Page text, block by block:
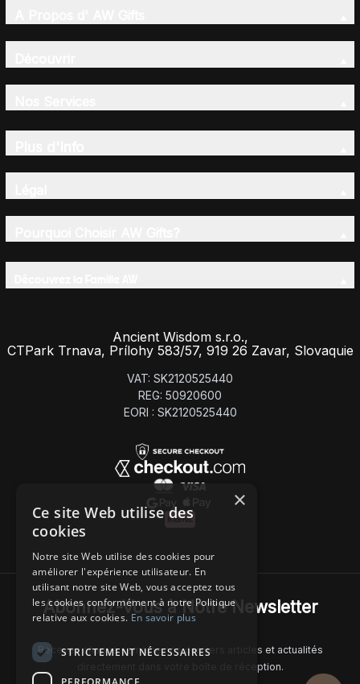
Ancient Wisdom s.r.o.,
CTPark Trnava, Prílohy 583/57, 919 26 Zavar, Slovaquie
VAT: SK2120525440
REG: 50920600
EORI : SK2120525440
Abonnez-Vous à Notre Newsletter
Recevez chaque semaine nos derniers articles et actualités
directement dans votre boîte de réception.
×
Ce site Web utilise des
cookies
Notre site Web utilise des cookies pour
améliorer l'expérience utilisateur. En
utilisant notre site Web, vous acceptez tous
les cookies conformément à notre Politique
relative aux cookies.En savoir plus
STRICTEMENT NÉCESSAIRES